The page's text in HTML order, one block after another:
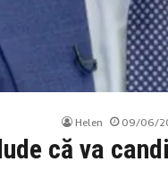
Helen 09/06/
că va